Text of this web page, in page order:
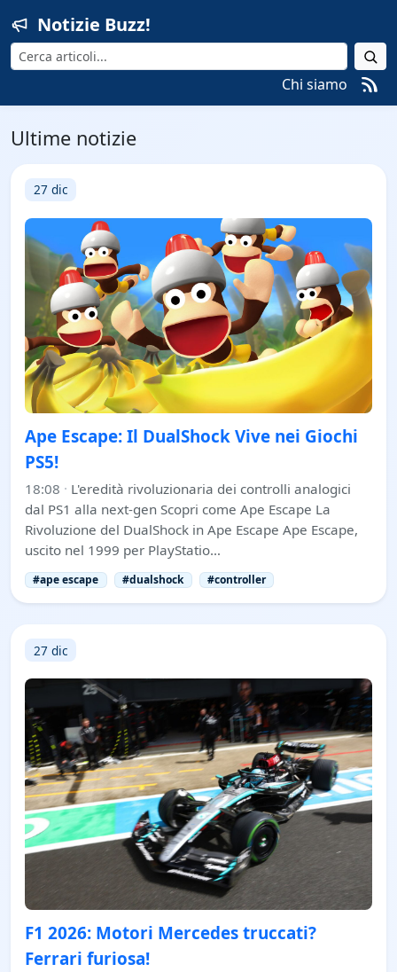
Notizie Buzz!
Cerca
Chi siamo
Ultime notizie
27 dic
Ape Escape: Il DualShock Vive nei Giochi
PS5!
18:08 · L'eredità rivoluzionaria dei controlli analogici
dal PS1 alla next-gen Scopri come Ape Escape La
Rivoluzione del DualShock in Ape Escape Ape Escape,
uscito nel 1999 per PlayStatio…
#ape escape #dualshock #controller
27 dic
F1 2026: Motori Mercedes truccati?
Ferrari furiosa!